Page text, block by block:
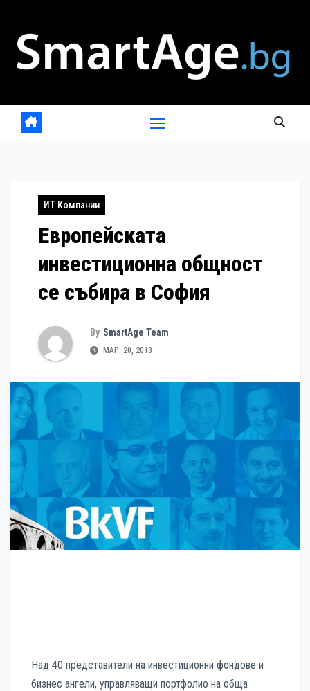
content
ИТ Компании
Европейската
инвестиционна общност
се събира в София
By SmartAge Team
МАР. 20, 2013
Над 40 представители на инвестиционни фондове и
бизнес ангели, управляващи портфолио на обща